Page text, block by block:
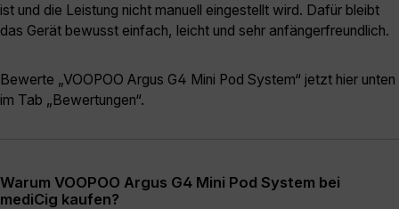
ist und die Leistung nicht manuell eingestellt wird. Dafür bleibt
das Gerät bewusst einfach, leicht und sehr anfängerfreundlich.
Bewerte „VOOPOO Argus G4 Mini Pod System“ jetzt hier unten
im Tab „Bewertungen“.
Warum VOOPOO Argus G4 Mini Pod System bei
mediCig kaufen?